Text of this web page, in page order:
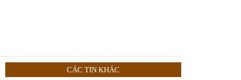
CÁC TIN KHÁC